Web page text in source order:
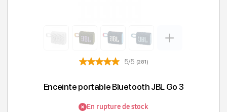
5/5 (281)
Enceinte portable Bluetooth JBL Go 3
En rupture de stock